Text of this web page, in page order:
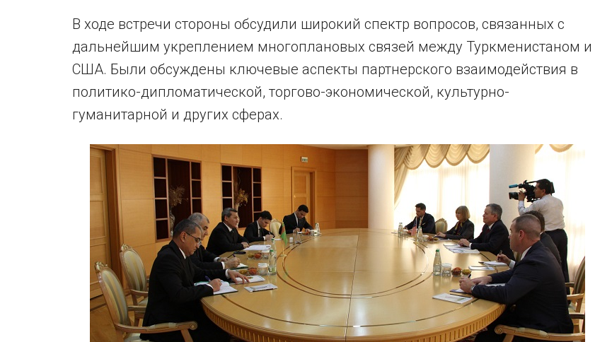
В ходе встречи стороны обсудили широкий спектр вопросов, связанных с
дальнейшим укреплением многоплановых связей между Туркменистаном и
США. Были обсуждены ключевые аспекты партнерского взаимодействия в
политико-дипломатической, торгово-экономической, культурно-
гуманитарной и других сферах.